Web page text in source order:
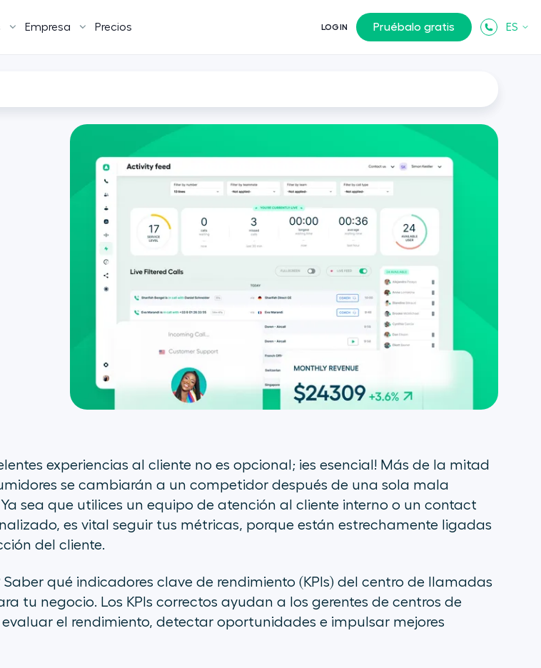
Empresa Precios LOGIN Pruébalo gratis ES
experiencias al cliente no es opcional; ¡es esencial! Más de la mitad
se cambiarán a un competidor después de una sola mala
sea que utilices un equipo de atención al cliente interno o un contact
es vital seguir tus métricas, porque están estrechamente ligadas
del cliente.
Saber qué indicadores clave de rendimiento (KPIs) del centro de llamadas
tu negocio. Los KPIs correctos ayudan a los gerentes de centros de
evaluar el rendimiento, detectar oportunidades e impulsar mejores